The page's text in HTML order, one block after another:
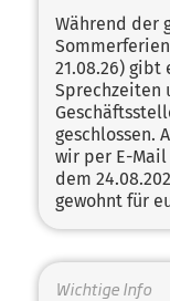
Während der
21.08.26) gibt
Sprechzeiten
geschlossen.
wir per E-
dem
gewohnt für
Wichtige Info